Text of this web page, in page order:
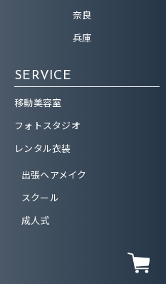
奈良
兵庫
SERVICE
移動美容室
フォトスタジオ
レンタル衣装
出張ヘアメイク
スクール
成人式